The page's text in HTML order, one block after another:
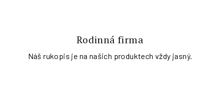
Rodinná firma
Náš rukopis je na našich produktech vždy jasný.